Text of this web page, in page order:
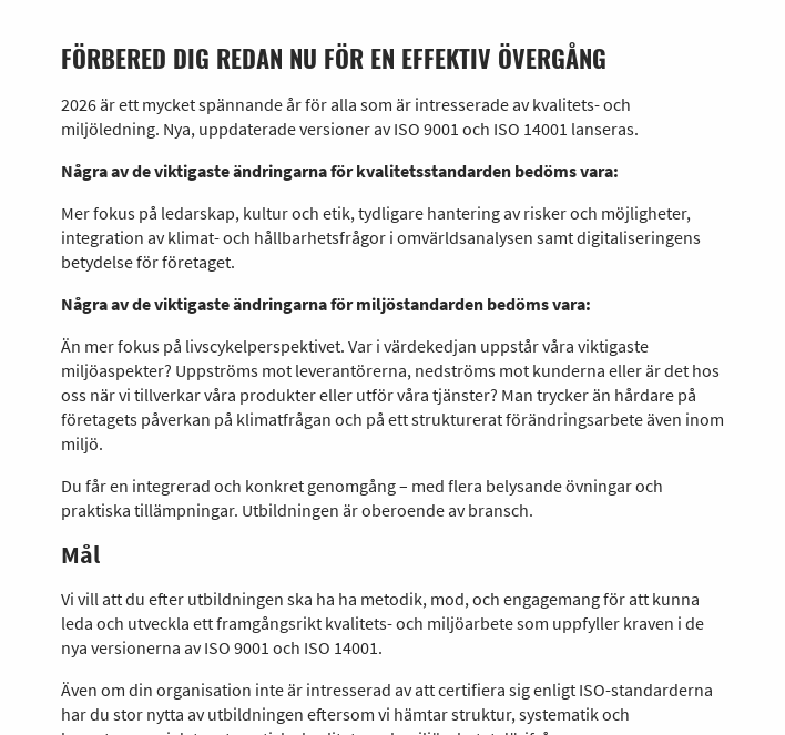
FÖRBERED DIG REDAN NU FÖR EN EFFEKTIV ÖVERGÅNG
2026 är ett mycket spännande år för alla som är intresserade av kvalitets- och
miljöledning. Nya, uppdaterade versioner av ISO 9001 och ISO 14001 lanseras.
Några av de viktigaste ändringarna för kvalitetsstandarden bedöms vara:
Mer fokus på ledarskap, kultur och etik, tydligare hantering av risker och möjligheter,
integration av klimat- och hållbarhetsfrågor i omvärldsanalysen samt digitaliseringens
betydelse för företaget.
Några av de viktigaste ändringarna för miljöstandarden bedöms vara:
Än mer fokus på livscykelperspektivet. Var i värdekedjan uppstår våra viktigaste
miljöaspekter? Uppströms mot leverantörerna, nedströms mot kunderna eller är det hos
oss när vi tillverkar våra produkter eller utför våra tjänster? Man trycker än hårdare på
företagets påverkan på klimatfrågan och på ett strukturerat förändringsarbete även inom
miljö.
Du får en integrerad och konkret genomgång – med flera belysande övningar och
praktiska tillämpningar. Utbildningen är oberoende av bransch.
Mål
Vi vill att du efter utbildningen ska ha ha metodik, mod, och engagemang för att kunna
leda och utveckla ett framgångsrikt kvalitets- och miljöarbete som uppfyller kraven i de
nya versionerna av ISO 9001 och ISO 14001.
Även om din organisation inte är intresserad av att certifiera sig enligt ISO-standarderna
har du stor nytta av utbildningen eftersom vi hämtar struktur, systematik och